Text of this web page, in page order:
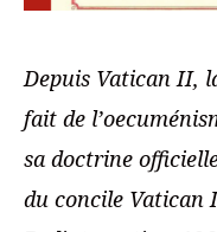
Depuis Vatican II,
fait de
sa doctrine
du concile Vatican